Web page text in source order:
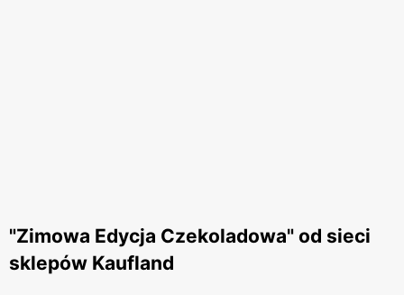
"Zimowa Edycja Czekoladowa" od sieci
sklepów Kaufland